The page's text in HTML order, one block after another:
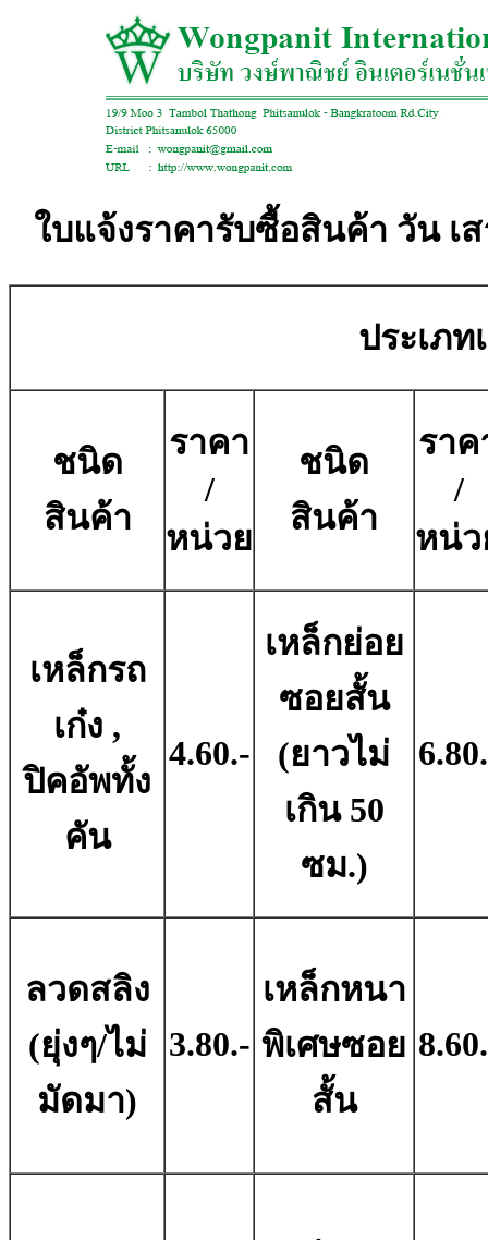
ใบแจ้งราคารับซื้อสินค้า วัน เ
ประเภท
ชนิด
สินค้า
ราคา
/
หน่วย
ชนิด
สินค้า
ราค
/
หน่ว
เหล็กรถ
เก๋ง ,
ปิคอัพทั้ง
คัน
4.60.-
เหล็กย่อย
ซอยสั้น
(ยาวไม่
เกิน 50
ซม.)
ลวดสลิง
(ยุ่งๆ/ไม่
มัดมา)
3.80.-
เหล็กหนา
พิเศษซอย
สั้น